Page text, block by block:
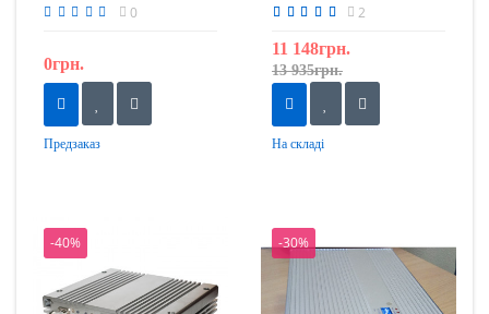
transport (репітер) 900/1800 /
0
0грн.
Предзаказ
transport (ретрансляція)
2
11 148грн.
13 935грн.
На складі
-40% -30%